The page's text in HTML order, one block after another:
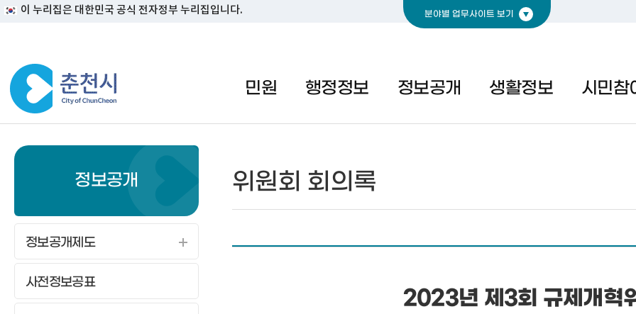
분야별 업무사이트 보기
이 누리집은 대한민국 공식 전자정부 누리집입니다.
민원 행정정보 정보공개 생활정보 시민참
정보공개
정보공개제도
사전정보공표
위원회 회의록
2023년 제3회 규제개혁